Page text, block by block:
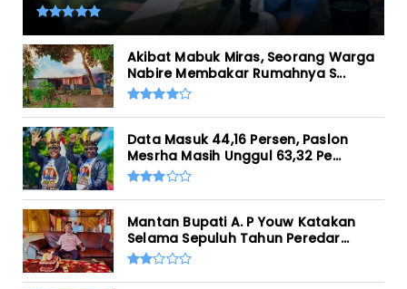
Akibat Mabuk Miras, Seorang Warga
Nabire Membakar Rumahnya S...
Data Masuk 44,16 Persen, Paslon
Mesrha Masih Unggul 63,32 Pe...
Mantan Bupati A. P Youw Katakan
Selama Sepuluh Tahun Peredar...